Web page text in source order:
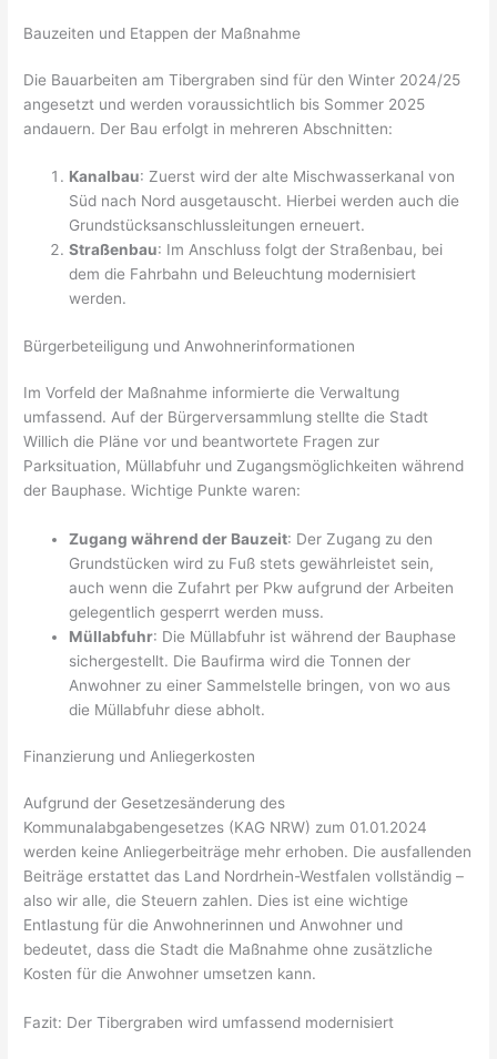
Bauzeiten und Etappen der Maßnahme
Die Bauarbeiten am Tibergraben sind für den Winter 2024/25
angesetzt und werden voraussichtlich bis Sommer 2025
andauern. Der Bau erfolgt in mehreren Abschnitten:
Kanalbau: Zuerst wird der alte Mischwasserkanal von
Süd nach Nord ausgetauscht. Hierbei werden auch die
Grundstücksanschlussleitungen erneuert.
Straßenbau: Im Anschluss folgt der Straßenbau, bei
dem die Fahrbahn und Beleuchtung modernisiert
werden.
Bürgerbeteiligung und Anwohnerinformationen
Im Vorfeld der Maßnahme informierte die Verwaltung
umfassend. Auf der Bürgerversammlung stellte die Stadt
Willich die Pläne vor und beantwortete Fragen zur
Parksituation, Müllabfuhr und Zugangsmöglichkeiten während
der Bauphase. Wichtige Punkte waren:
Zugang während der Bauzeit: Der Zugang zu den
Grundstücken wird zu Fuß stets gewährleistet sein,
auch wenn die Zufahrt per Pkw aufgrund der Arbeiten
gelegentlich gesperrt werden muss.
Müllabfuhr: Die Müllabfuhr ist während der Bauphase
sichergestellt. Die Baufirma wird die Tonnen der
Anwohner zu einer Sammelstelle bringen, von wo aus
die Müllabfuhr diese abholt.
Finanzierung und Anliegerkosten
Aufgrund der Gesetzesänderung des
Kommunalabgabengesetzes (KAG NRW) zum 01.01.2024
werden keine Anliegerbeiträge mehr erhoben. Die ausfallenden
Beiträge erstattet das Land Nordrhein-Westfalen vollständig –
also wir alle, die Steuern zahlen. Dies ist eine wichtige
Entlastung für die Anwohnerinnen und Anwohner und
bedeutet, dass die Stadt die Maßnahme ohne zusätzliche
Kosten für die Anwohner umsetzen kann.
Fazit: Der Tibergraben wird umfassend modernisiert